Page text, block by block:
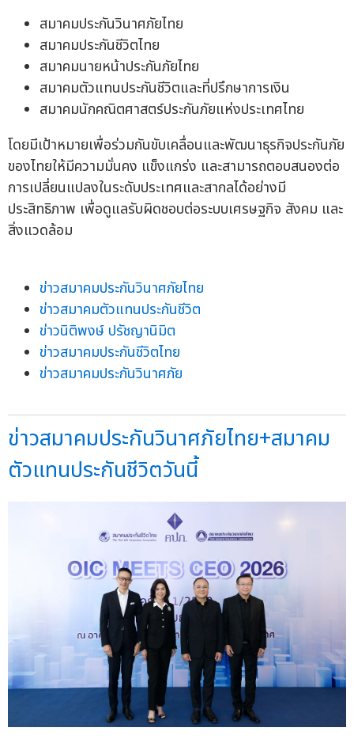
สมาคมประกันวินาศภัยไทย
สมาคมประกันชีวิตไทย
สมาคมนายหน้าประกันภัยไทย
สมาคมตัวแทนประกันชีวิตและที่ปรึกษาการเงิน
สมาคมนักคณิตศาสตร์ประกันภัยแห่งประเทศไทย
โดยมีเป้าหมายเพื่อร่วมกันขับเคลื่อนและพัฒนาธุรกิจประกันภัย
ของไทยให้มีความมั่นคง แข็งแกร่ง และสามารถตอบสนองต่อ
การเปลี่ยนแปลงในระดับประเทศและสากลได้อย่างมี
ประสิทธิภาพ เพื่อดูแลรับผิดชอบต่อระบบเศรษฐกิจ สังคม และ
สิ่งแวดล้อม
ข่าวสมาคมประกันวินาศภัยไทย
ข่าวสมาคมตัวแทนประกันชีวิต
ข่าวนิติพงษ์ ปรัชญานิมิต
ข่าวสมาคมประกันชีวิตไทย
ข่าวสมาคมประกันวินาศภัย
ข่าวสมาคมประกันวินาศภัยไทย+สมาคม
ตัวแทนประกันชีวิตวันนี้